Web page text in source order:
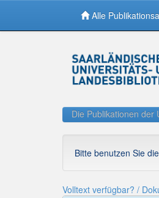
Alle
Die Publikationen der
Bitte benutzen Sie
Volltext verfügbar? /